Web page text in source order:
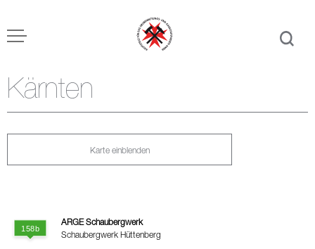
Kärnten
Karte einblenden
ARGE Schaubergwerk
Schaubergwerk Hüttenberg